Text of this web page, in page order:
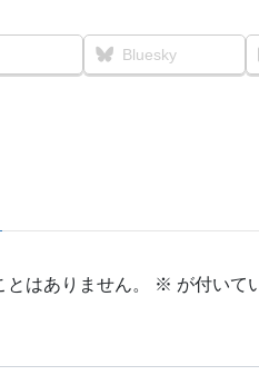
Bluesky
はありません。 ※ が付いて